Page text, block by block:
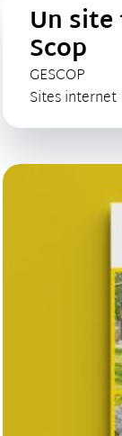
Un
Scop
CLIENT :
GESCOP
Catégorie de
Sites internet